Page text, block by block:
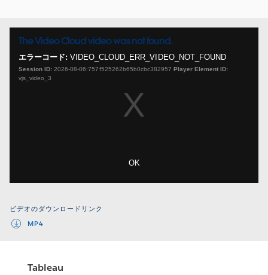
This
modal
The Video Cloud video was not found.
エラーコード: VIDEO_CLOUD_ERR_VIDEO_NOT_FOUND
Session ID: 2026-08-06:757f525262b65b0cbc382957 Player Element ID:
vjs_video_3
OK
ビデオのダウンロードリンク
MP4
Tableau